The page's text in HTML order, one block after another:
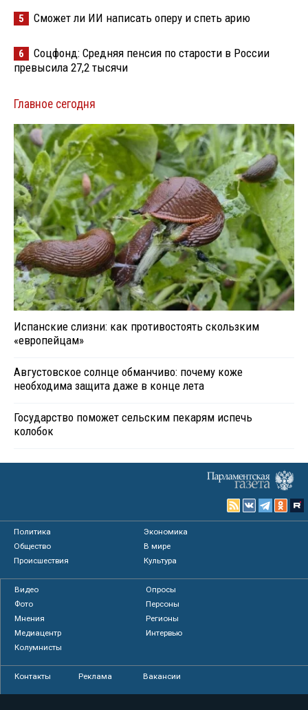
5 Сможет ли ИИ написать оперу и спеть арию
6
Соцфонд: Средняя пенсия по старости в России
превысила 27,2 тысячи
Главное сегодня
Испанские слизни: как противостоять скользким
«европейцам»
Августовское солнце обманчиво: почему коже
необходима защита даже в конце лета
Государство поможет сельским пекарям испечь
колобок
Политика
Экономика
Общество
В мире
Происшествия
Культура
Видео
Опросы
Фото
Персоны
Мнения
Регионы
Медиацентр
Интервью
Колумнисты
Контакты Реклама Вакансии